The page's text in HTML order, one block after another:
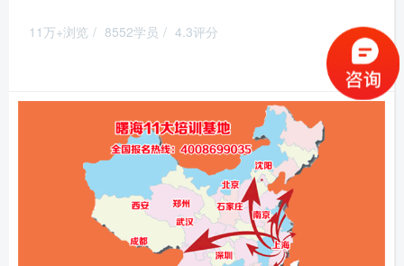
11万+浏览 / 8552学员 / 4.3评分
推荐